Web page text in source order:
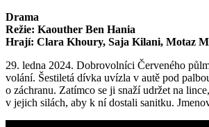
Drama
Režie: Kaouther Ben Hania
Hrají: Clara Khoury, Saja Kilani, Motaz
29. ledna 2024. Dobrovolníci Červeného
volání. Šestiletá dívka uvízla v autě pod
o záchranu. Zatímco se ji snaží udržet na
v jejich silách, aby k ní dostali sanitku.